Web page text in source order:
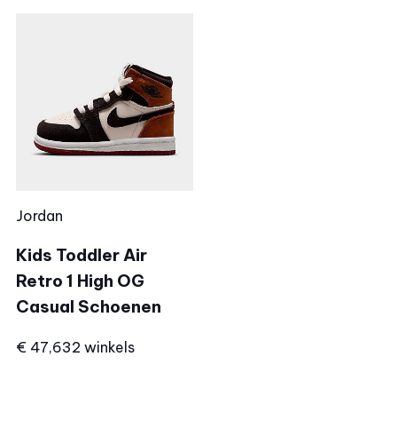
Jordan
Kids Toddler Air
Retro 1 High OG
Casual Schoenen
€ 47,632 winkels